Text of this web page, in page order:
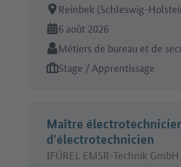
Lieu de travail:
Reinbek (Schleswig-
En ligne depuis:
6 août 2026
Secteur:
Métiers de bureau et de
Type d'offre d'emploi:
Stage / Apprentissage
Maître
d'électrotechnicien
IFÜREL EMSR-Technik GmbH